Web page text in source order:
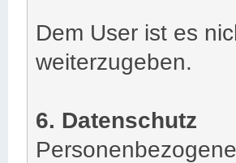
Dem User ist es
weiterzugeben.
6. Datenschutz